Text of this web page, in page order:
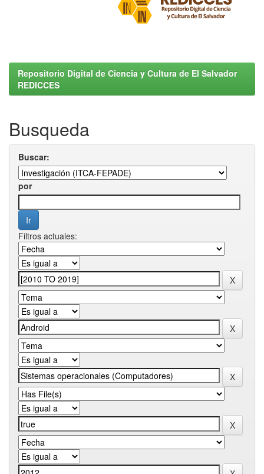
Repositorio Digital de Ciencia y Cultura de El Salvador
REDICCES
Busqueda
Buscar:
por
Filtros actuales: